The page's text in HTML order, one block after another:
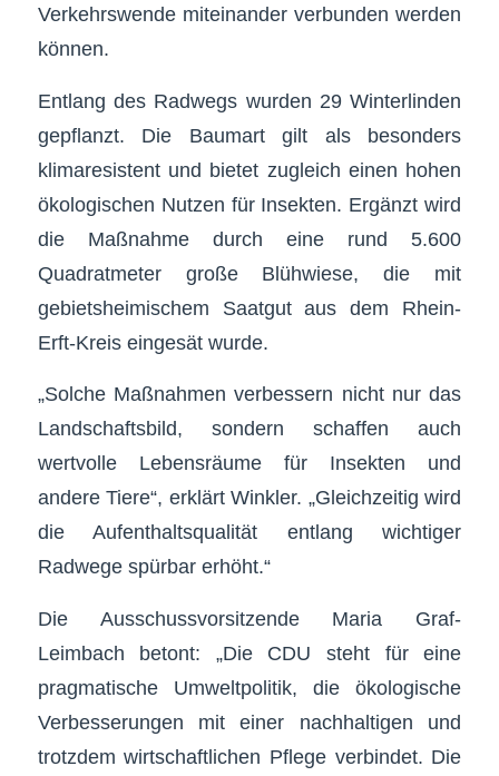
Verkehrswende miteinander verbunden werden
können.
Entlang des Radwegs wurden 29 Winterlinden
gepflanzt. Die Baumart gilt als besonders
klimaresistent und bietet zugleich einen hohen
ökologischen Nutzen für Insekten. Ergänzt wird
die Maßnahme durch eine rund 5.600
Quadratmeter große Blühwiese, die mit
gebietsheimischem Saatgut aus dem Rhein-
Erft-Kreis eingesät wurde.
„Solche Maßnahmen verbessern nicht nur das
Landschaftsbild, sondern schaffen auch
wertvolle Lebensräume für Insekten und
andere Tiere“, erklärt Winkler. „Gleichzeitig wird
die Aufenthaltsqualität entlang wichtiger
Radwege spürbar erhöht.“
Die Ausschussvorsitzende Maria Graf-
Leimbach betont: „Die CDU steht für eine
pragmatische Umweltpolitik, die ökologische
Verbesserungen mit einer nachhaltigen und
trotzdem wirtschaftlichen Pflege verbindet. Die